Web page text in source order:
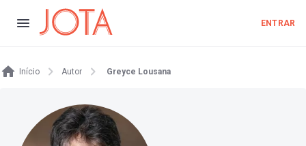
ENTRAR
Início Autor Greyce Lousana